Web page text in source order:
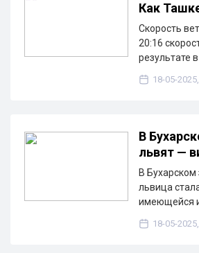
Как
Скорость
20:16
результате
18-05-
В
львят —
В
львица
имеющейся
18-05-